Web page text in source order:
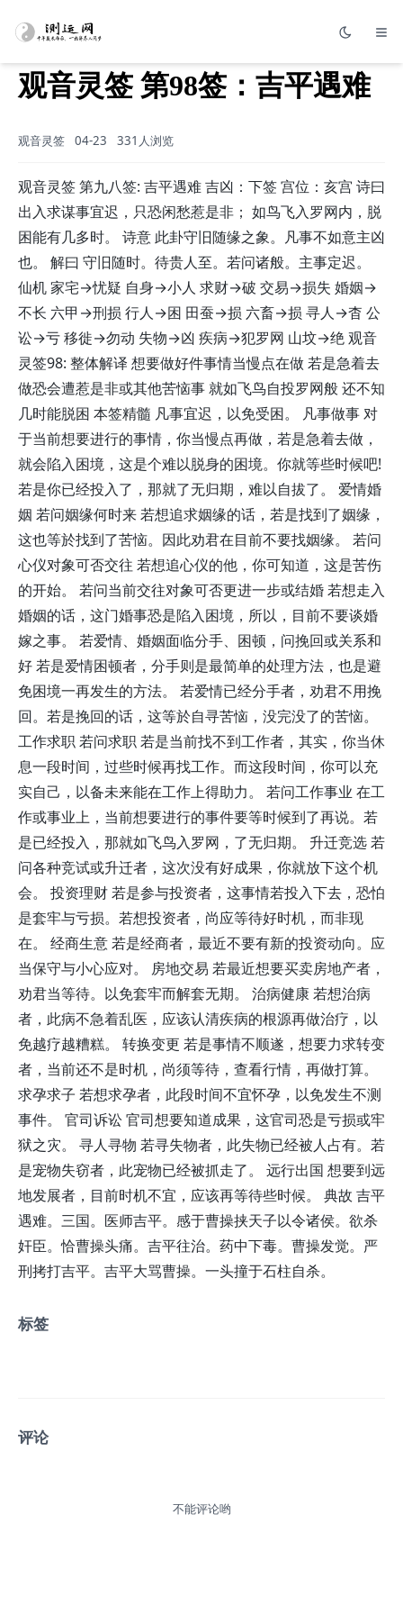
观音灵签 第98签：吉平遇难
观音灵签 04-23 331人浏览
观音灵签 第九八签: 吉平遇难 吉凶：下签 宫位：亥宫 诗曰
出入求谋事宜迟，只恐闲愁惹是非； 如鸟飞入罗网内，脱
困能有几多时。 诗意 此卦守旧随缘之象。凡事不如意主凶
也。 解曰 守旧随时。待贵人至。若问诸般。主事定迟。
仙机 家宅→忧疑 自身→小人 求财→破 交易→损失 婚姻→
不长 六甲→刑损 行人→困 田蚕→损 六畜→损 寻人→杳 公
讼→亏 移徙→勿动 失物→凶 疾病→犯罗网 山坟→绝 观音
灵签98: 整体解译 想要做好件事情当慢点在做 若是急着去
做恐会遭惹是非或其他苦恼事 就如飞鸟自投罗网般 还不知
几时能脱困 本签精髓 凡事宜迟，以免受困。 凡事做事 对
于当前想要进行的事情，你当慢点再做，若是急着去做，
就会陷入困境，这是个难以脱身的困境。你就等些时候吧!
若是你已经投入了，那就了无归期，难以自拔了。 爱情婚
姻 若问姻缘何时来 若想追求姻缘的话，若是找到了姻缘，
这也等於找到了苦恼。因此劝君在目前不要找姻缘。 若问
心仪对象可否交往 若想追心仪的他，你可知道，这是苦伤
的开始。 若问当前交往对象可否更进一步或结婚 若想走入
婚姻的话，这门婚事恐是陷入困境，所以，目前不要谈婚
嫁之事。 若爱情、婚姻面临分手、困顿，问挽回或关系和
好 若是爱情困顿者，分手则是最简单的处理方法，也是避
免困境一再发生的方法。 若爱情已经分手者，劝君不用挽
回。若是挽回的话，这等於自寻苦恼，没完没了的苦恼。
工作求职 若问求职 若是当前找不到工作者，其实，你当休
息一段时间，过些时候再找工作。而这段时间，你可以充
实自己，以备未来能在工作上得助力。 若问工作事业 在工
作或事业上，当前想要进行的事件要等时候到了再说。若
是已经投入，那就如飞鸟入罗网，了无归期。 升迁竞选 若
问各种竞试或升迁者，这次没有好成果，你就放下这个机
会。 投资理财 若是参与投资者，这事情若投入下去，恐怕
是套牢与亏损。若想投资者，尚应等待好时机，而非现
在。 经商生意 若是经商者，最近不要有新的投资动向。应
当保守与小心应对。 房地交易 若最近想要买卖房地产者，
劝君当等待。以免套牢而解套无期。 治病健康 若想治病
者，此病不急着乱医，应该认清疾病的根源再做治疗，以
免越疗越糟糕。 转换变更 若是事情不顺遂，想要力求转变
者，当前还不是时机，尚须等待，查看行情，再做打算。
求孕求子 若想求孕者，此段时间不宜怀孕，以免发生不测
事件。 官司诉讼 官司想要知道成果，这官司恐是亏损或牢
狱之灾。 寻人寻物 若寻失物者，此失物已经被人占有。若
是宠物失窃者，此宠物已经被抓走了。 远行出国 想要到远
地发展者，目前时机不宜，应该再等待些时候。 典故 吉平
遇难。三国。医师吉平。感于曹操挟天子以令诸侯。欲杀
奸臣。恰曹操头痛。吉平往治。药中下毒。曹操发觉。严
刑拷打吉平。吉平大骂曹操。一头撞于石柱自杀。
标签
评论
不能评论哟